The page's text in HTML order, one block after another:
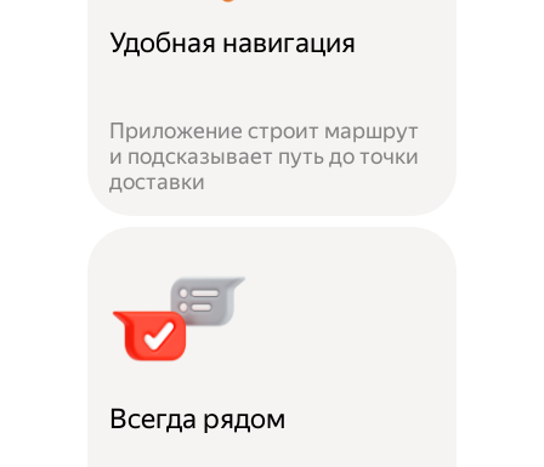
Удобная навигация
Приложение строит маршрут
и подсказывает путь до точки
доставки
Всегда рядом